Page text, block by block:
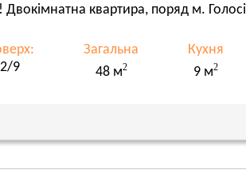
Двокімнатна квартира, поряд м.
2/9
Загальна
48 м2
Кухня
9 м2